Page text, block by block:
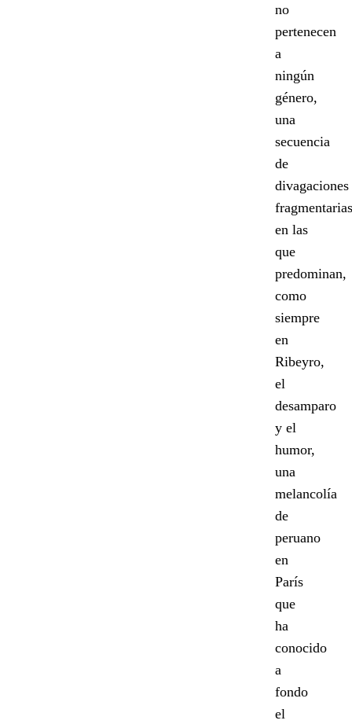
no
pertenecen
a
ningún
género,
una
secuencia
de
divagaciones
fragmentarias
en las
que
predominan,
como
siempre
en
Ribeyro,
el
desamparo
y el
humor,
una
melancolía
de
peruano
en
París
que
ha
conocido
a
fondo
el